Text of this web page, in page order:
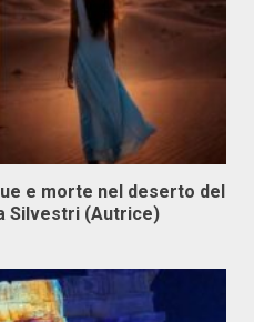
e morte nel deserto del
Silvestri (Autrice)